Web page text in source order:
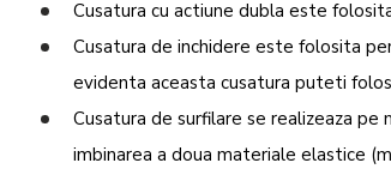
Cusatura cu actiune dubla este
Cusatura de inchidere este folosita
evidenta aceasta cusatura puteti
Cusatura de surfilare se realizeaza
imbinarea a doua materiale elastice